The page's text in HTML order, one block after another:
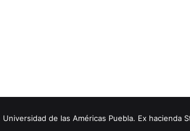
de las Américas Puebla. Ex hacienda